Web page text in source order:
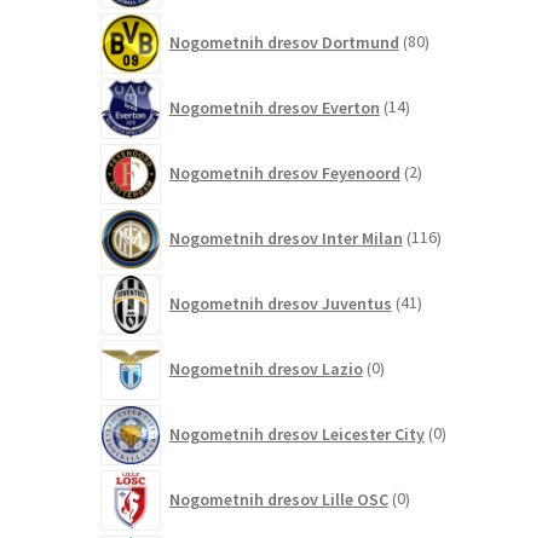
Nogometnih dresov Dortmund 80izdelkov
Nogometnih dresov Everton 14izdelkov
Nogometnih dresov Feyenoord 2izdelka
Nogometnih dresov Inter Milan 116izdelkov
Nogometnih dresov Juventus 41izdelkov
Nogometnih dresov Lazio 0izdelkov
Nogometnih dresov Leicester City 0izdelkov
Nogometnih dresov Lille OSC 0izdelkov